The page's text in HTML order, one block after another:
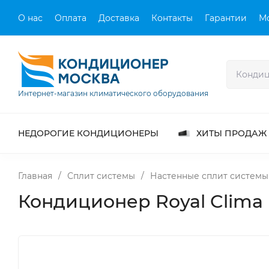
О нас Оплата Доставка Контакты Гарантии
Интернет-магазин климатического оборудования
НЕДОРОГИЕ КОНДИЦИОНЕРЫ ХИТЫ ПРОДАЖ
Главная / Сплит системы / Настенные сплит системы
Кондиционер Royal Clima